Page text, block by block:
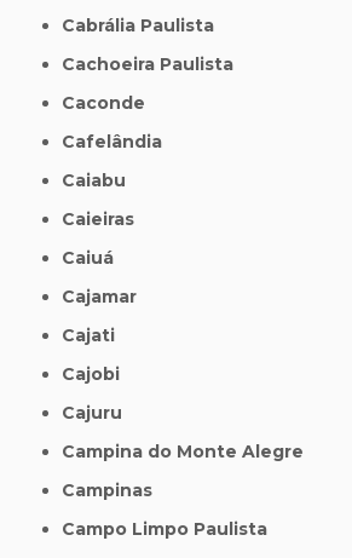
Cabrália Paulista
Cachoeira Paulista
Caconde
Cafelândia
Caiabu
Caieiras
Caiuá
Cajamar
Cajati
Cajobi
Cajuru
Campina do Monte Alegre
Campinas
Campo Limpo Paulista